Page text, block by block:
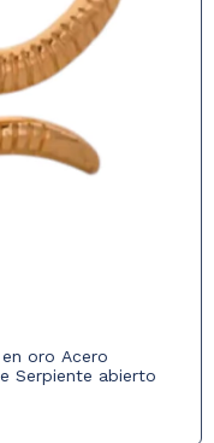
oro Acero
Serpiente abierto